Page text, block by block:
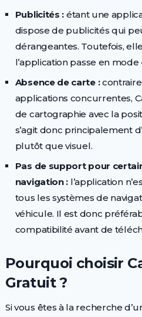
Publicités : étant une
dispose de publicités qui
dérangeantes. Toutefois,
l’application passe en mode
Absence de carte :
applications concurrentes,
de cartographie avec la
s’agit donc principalement
plutôt que visuel.
Pas de support pour
navigation : l’application
tous les systèmes de
véhicule. Il est donc
compatibilité avant de
Pourquoi choisir
Gratuit ?
Si vous êtes à la recherche